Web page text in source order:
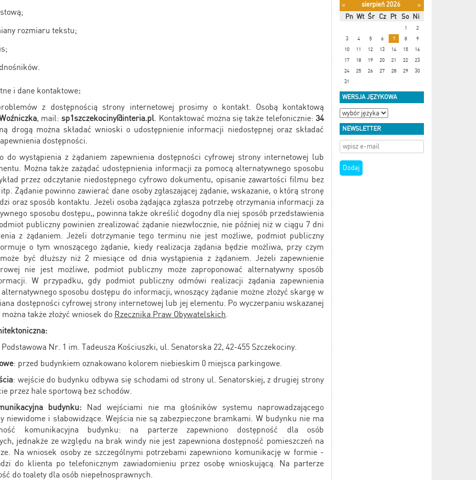
rozmiaru tekstu;
i dane kontaktowe:
z dostępnością strony internetowej prosimy o kontakt. Osobą kontaktową
, mail:sp1szczekociny@interia.pl. Kontaktować można się także telefonicznie:34
drogą można składać wnioski o udostępnienie informacji niedostępnej oraz składać
dostępności.
do wystąpienia z żądaniem zapewnienia dostępności cyfrowej strony internetowej lub
Można także zażądać udostępnienia informacji za pomocą alternatywnego sposobu
przez odczytanie niedostępnego cyfrowo dokumentu, opisanie zawartości filmu bez
Żądanie powinno zawierać dane osoby zgłaszającej żądanie, wskazanie, o którą stronę
oraz sposób kontaktu. Jeżeli osoba żądająca zgłasza potrzebę otrzymania informacji za
sposobu dostępu,, powinna także określić dogodny dla niej sposób przedstawienia
publiczny powinien zrealizować żądanie niezwłocznie, nie później niż w ciągu 7 dni
z żądaniem. Jeżeli dotrzymanie tego terminu nie jest możliwe, podmiot publiczny
o tym wnoszącego żądanie, kiedy realizacja żądania będzie możliwa, przy czym
być dłuższy niż 2 miesiące od dnia wystąpienia z żądaniem. Jeżeli zapewnienie
nie jest możliwe, podmiot publiczny może zaproponować alternatywny sposób
W przypadku, gdy podmiot publiczny odmówi realizacji żądania zapewnienia
sposobu dostępu do informacji, wnoszący żądanie możne złożyć skargę w
dostępności cyfrowej strony internetowej lub jej elementu. Po wyczerpaniu wskazanej
także złożyć wniosek do Rzecznika Praw Obywatelskich.
Podstawowa Nr. 1 im. Tadeusza Kościuszki, ul. Senatorska 22, 42-455 Szczekociny.
: przed budynkiem oznakowano kolorem niebieskim 0 miejsca parkingowe.
: wejście do budynku odbywa się schodami od strony ul. Senatorskiej, z drugiej strony
przez hale sportową bez schodów.
budynku: Nad wejściami nie ma głośników systemu naprowadzającego
niewidome i słabowidzące. Wejścia nie są zabezpieczone bramkami. W budynku nie ma
komunikacyjna budynku: na parterze zapewniono dostępność dla osób
jednakże ze względu na brak windy nie jest zapewniona dostępność pomieszczeń na
Na wniosek osoby ze szczególnymi potrzebami zapewniono komunikację w formie -
do klienta po telefonicznym zawiadomieniu przez osobę wnioskującą. Na parterze
do toalety dla osób niepełnosprawnych.
« sierpień 2026
»
Pn Wt Śr Cz Pt So Ni
1
2
3
4 5 6 7 8
9
10
11 12 13 14 15
16
17
18 19 20 21 22
23
24
25 26 27 28 29
30
31
WERSJA JĘZYKOWA
NEWSLETTER